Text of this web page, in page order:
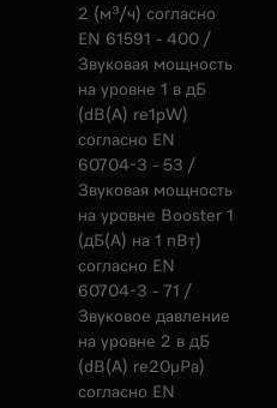
2 (м³/ч) согласно
EN 61591 - 400 /
Звуковая мощность
на уровне 1 в дБ
(dB(A) re1pW)
согласно EN
60704-3 - 53 /
Звуковая мощность
на уровне Booster 1
(дБ(А) на 1 пВт)
согласно EN
60704-3 - 71 /
Звуковое давление
на уровне 2 в дБ
(dB(A) re20µPa)
согласно EN